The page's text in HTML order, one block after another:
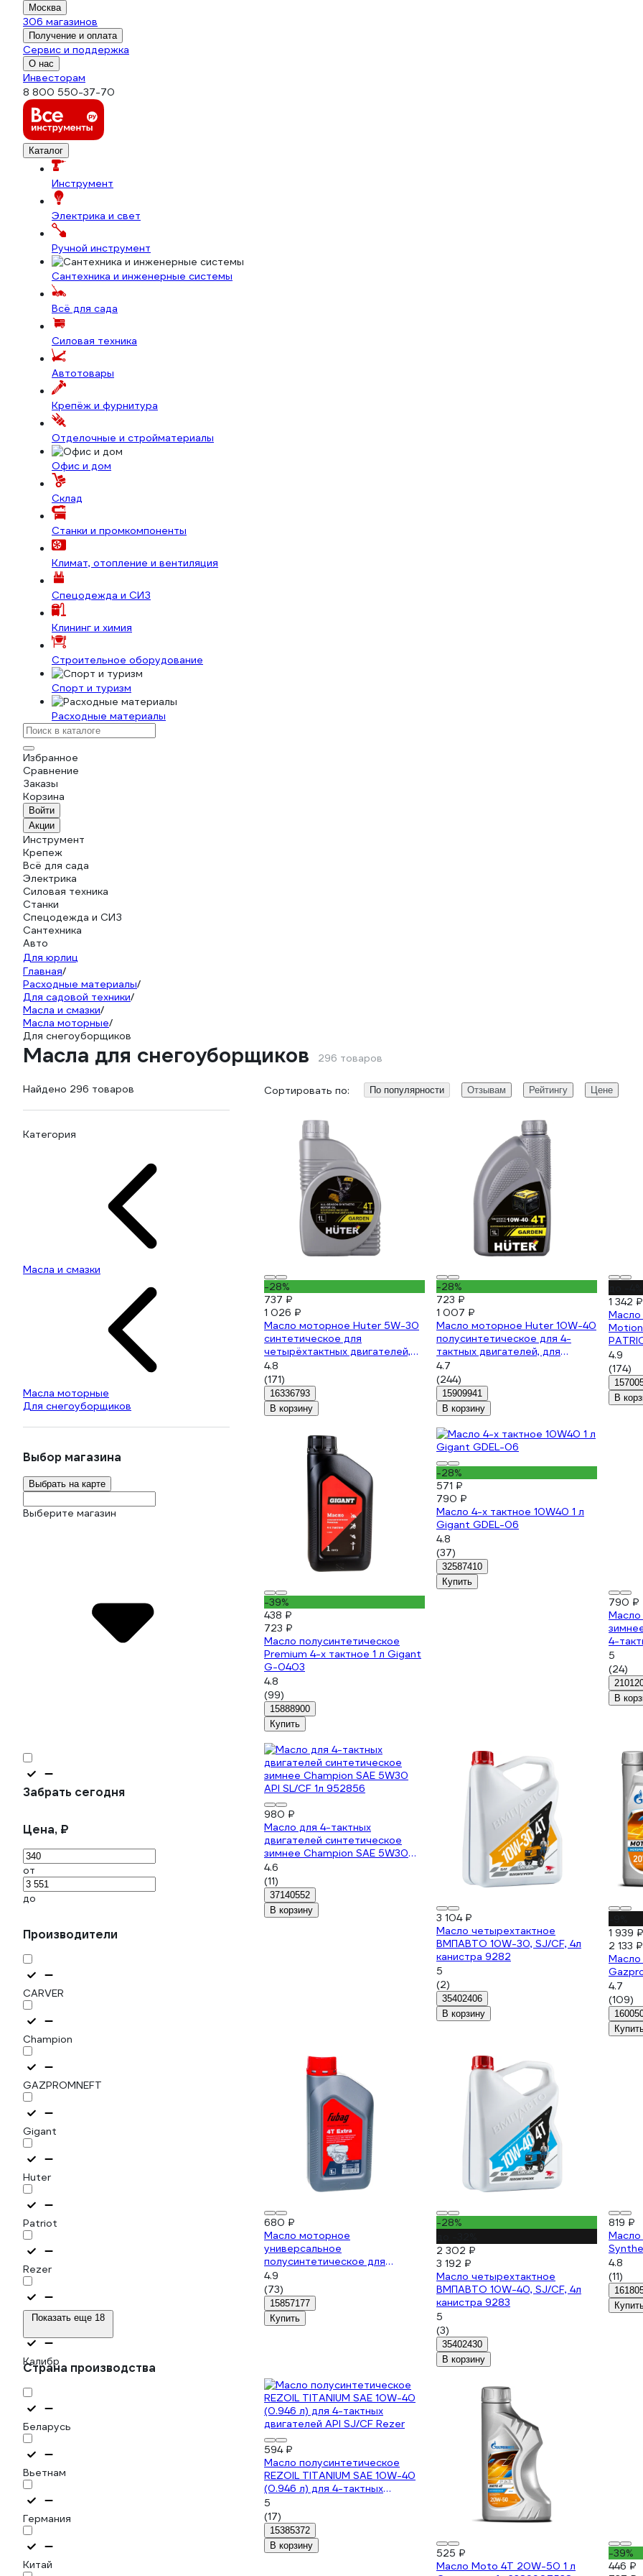
Москва
306 магазинов
Получение и оплата
Сервис и поддержка
О нас
Инвесторам
8 800 550-37-70
Каталог
Инструмент
Электрика и свет
Ручной инструмент
Сантехника и инженерные системы
Всё для сада
Силовая техника
Автотовары
Крепёж и фурнитура
Отделочные и стройматериалы
Офис и дом
Склад
Станки и промкомпоненты
Климат, отопление и вентиляция
Спецодежда и СИЗ
Клининг и химия
Строительное оборудование
Спорт и туризм
Расходные материалы
Избранное
Сравнение
Заказы
Корзина
Войти
Акции
Инструмент
Крепеж
Всё для сада
Электрика
Силовая техника
Станки
Спецодежда и СИЗ
Сантехника
Авто
Для юрлиц
Главная/
Расходные материалы/
Для садовой техники/
Масла и смазки/
Масла моторные/
Для снегоуборщиков
Масла для снегоуборщиков 296 товаров
Найдено 296 товаров
Категория
Масла и смазки
Масла моторные
Для снегоуборщиков
Выбор магазина
Выбрать на карте
Выберите магазин
Забрать сегодня
Цена, ₽
от
до
Производители
CARVER
Champion
GAZPROMNEFT
Gigant
Huter
Patriot
Rezer
ВМПАВТО
Калибр
Показать еще 18
Страна производства
Беларусь
Вьетнам
Германия
Китай
Сортировать по: По популярности Отзывам Рейтингу Цене
-28%
737 ₽
1 026 ₽
Масло моторное Huter 5W-30
синтетическое для
четырёхтактных двигателей,
для техники, 1 л 73/8/1/2
4.8
(171)
16336793
В корзину
-28%
723 ₽
1 007 ₽
Масло моторное Huter 10W-40
полусинтетическое для 4-
тактных двигателей, для
техники, 1 л 73/8/1/1
4.7
(244)
15909941
В корзину
1 342 ₽
Масло
4.9
(174)
В
-39%
438 ₽
723 ₽
Масло полусинтетическое
Premium 4-х тактное 1 л Gigant
G-0403
4.8
(99)
15888900
Купить
-28%
571 ₽
790 ₽
Масло 4-х тактное 10W40 1 л
Gigant GDEL-06
4.8
(37)
32587410
Купить
790 ₽
Масло
4-
5
(24)
В
980 ₽
Масло для 4-тактных
двигателей синтетическое
зимнее Champion SAE 5W30
API SL/CF 1л 952856
4.6
(11)
37140552
В корзину
3 104 ₽
Масло четырехтактное
ВМПАВТО 10W-30, SJ/CF, 4л
канистра 9282
5
(2)
35402406
В корзину
1 939 ₽
2 133 ₽
4.7
(109)
680 ₽
Масло моторное
универсальное
полусинтетическое для
четырехтактных бензиновых и
дизельных двигателей 1л Fubag
4Т Extra SAE 10W40 838265
4.9
(73)
15857177
Купить
-28%
2 302 ₽
3 192 ₽
Масло четырехтактное
ВМПАВТО 10W-40, SJ/CF, 4л
канистра 9283
5
(3)
35402430
В корзину
819 ₽
Масло
4.8
(11)
594 ₽
Масло полусинтетическое
REZOIL TITANIUM SAE 10W-40
(0.946 л) для 4-тактных
двигателей API SJ/CF Rezer
5
(17)
15385372
В корзину
525 ₽
Масло Moto 4T 20W-50 1 л
-39%
446 ₽